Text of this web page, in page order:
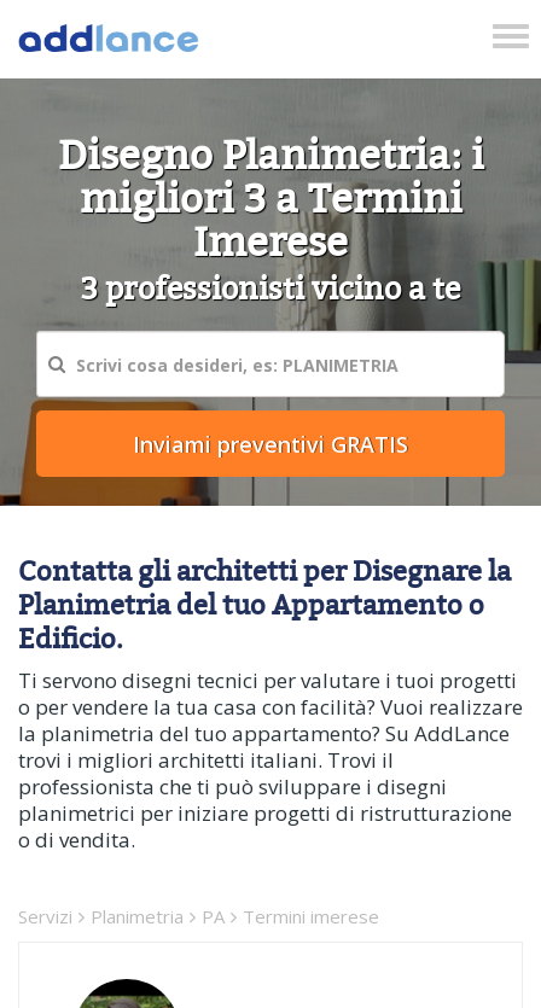
Disegno Planimetria: i
migliori 3 a Termini
Imerese
3 professionisti vicino a te
Contatta gli architetti per Disegnare la
Planimetria del tuo Appartamento o
Edificio.
Ti servono disegni tecnici per valutare i tuoi progetti
o per vendere la tua casa con facilità? Vuoi realizzare
la planimetria del tuo appartamento? Su AddLance
trovi i migliori architetti italiani. Trovi il
professionista che ti può sviluppare i disegni
planimetrici per iniziare progetti di ristrutturazione
o di vendita.
Servizi Planimetria PA Termini imerese